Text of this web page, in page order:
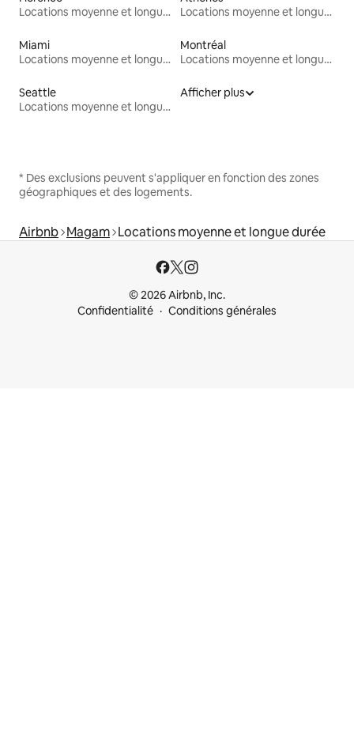
Locations moyenne et longue durée
Locations moyenne et longue durée
Miami
Locations moyenne et longue durée
Montréal
Locations moyenne et longue durée
Seattle
Locations moyenne et longue durée
Afficher plus
* Des exclusions peuvent s'appliquer en fonction des zones
géographiques et des logements.
Airbnb Magam Locations moyenne et longue durée
© 2026 Airbnb, Inc.
Confidentialité
Conditions générales